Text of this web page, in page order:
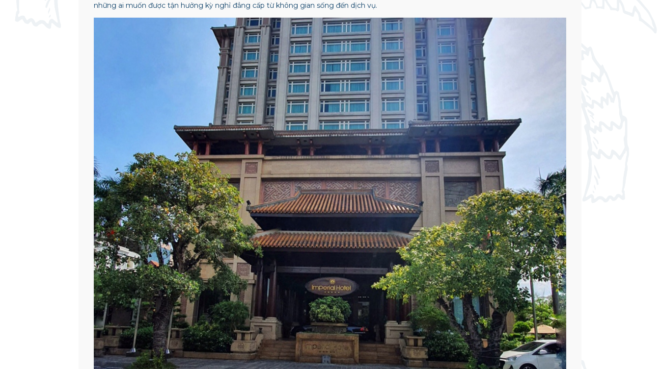
những ai muốn được tận hưởng kỳ nghỉ đẳng cấp từ không gian sống đến dịch vụ.